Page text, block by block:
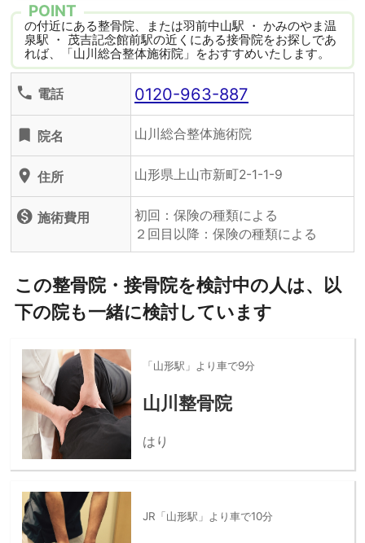
POINT
の付近にある整骨院、または羽前中山駅 ・ かみのやま温
泉駅 ・ 茂吉記念館前駅の近くにある接骨院をお探しであ
れば、「山川総合整体施術院」をおすすめいたします。
phone 電話 0120-963-887
turned_in 院名 山川総合整体施術院
location_on 住所 山形県上山市新町2-1-1-9
monetization_on 施術費用
初回：保険の種類による
２回目以降：保険の種類による
この整骨院・接骨院を検討中の人は、以
下の院も一緒に検討しています
「山形駅」より車で9分
山川整骨院
はり
JR「山形駅」より車で10分